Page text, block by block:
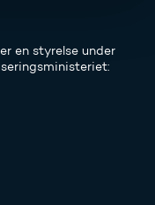
en styrelse under